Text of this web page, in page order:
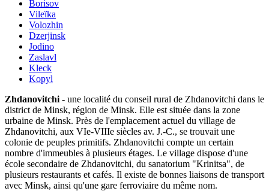
Borisov
Vileïka
Volozhin
Dzerjinsk
Jodino
Zaslavl
Kleck
Kopyl
Zhdanovitchi - une localité du conseil rural de Zhdanovitchi dans le
district de Minsk, région de Minsk. Elle est située dans la zone
urbaine de Minsk. Près de l'emplacement actuel du village de
Zhdanovitchi, aux VIe-VIIIe siècles av. J.-C., se trouvait une
colonie de peuples primitifs. Zhdanovitchi compte un certain
nombre d'immeubles à plusieurs étages. Le village dispose d'une
école secondaire de Zhdanovitchi, du sanatorium "Krinitsa", de
plusieurs restaurants et cafés. Il existe de bonnes liaisons de transport
avec Minsk, ainsi qu'une gare ferroviaire du même nom.